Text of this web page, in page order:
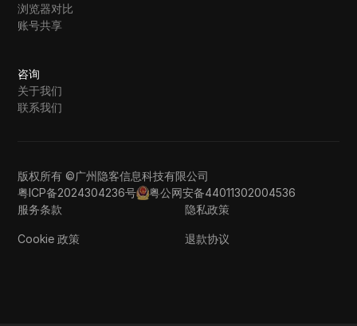
浏览器对比
账号共享
咨询
关于我们
联系我们
版权所有 ©广州隐客信息科技有限公司
粤ICP备2024304236号
粤公网安备44011302004536
服务条款
隐私政策
Cookie 政策 退款协议